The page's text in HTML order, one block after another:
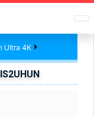
Ultra 4K